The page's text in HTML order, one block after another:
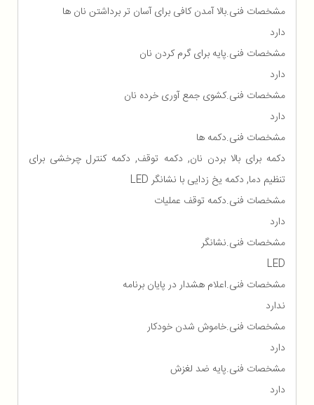
مشخصات فنی.بالا آمدن کافی برای آسان تر برداشتن نان ها
دارد
مشخصات فنی.پایه برای گرم کردن نان
دارد
مشخصات فنی.کشوی جمع آوری خرده نان
دارد
مشخصات فنی.دکمه ها
دکمه برای بالا بردن نان, دکمه توقف, دکمه کنترل چرخشی برای
تنظیم دما, دکمه یخ زدایی با نشانگر LED
مشخصات فنی.دکمه توقف عملیات
دارد
مشخصات فنی.نشانگر
LED
مشخصات فنی.اعلام هشدار در پایان برنامه
ندارد
مشخصات فنی.خاموش شدن خودکار
دارد
مشخصات فنی.پایه ضد لغزش
دارد